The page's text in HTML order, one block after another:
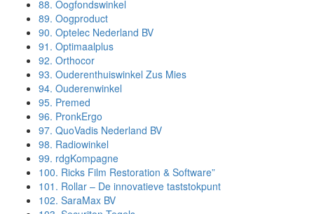
88. Oogfondswinkel
89. Oogproduct
90. Optelec Nederland BV
91. Optimaalplus
92. Orthocor
93. Ouderenthuiswinkel Zus Mies
94. Ouderenwinkel
95. Premed
96. PronkErgo
97. QuoVadis Nederland BV
98. Radiowinkel
99. rdgKompagne
100. Ricks Film Restoration & Software”
101. Rollar – De innovatieve taststokpunt
102. SaraMax BV